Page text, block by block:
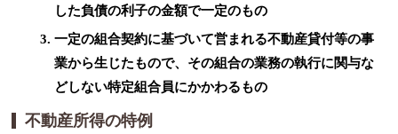
した負債の利子の金額で一定のもの
一定の組合契約に基づいて営まれる不動産貸付等の事
業から生じたもので、その組合の業務の執行に関与な
どしない特定組合員にかかわるもの
不動産所得の特例